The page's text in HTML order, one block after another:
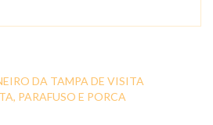
DA TAMPA DE VISITA
PARAFUSO E PORCA